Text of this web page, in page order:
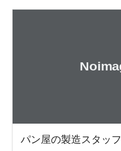
パン屋の製造スタッフ